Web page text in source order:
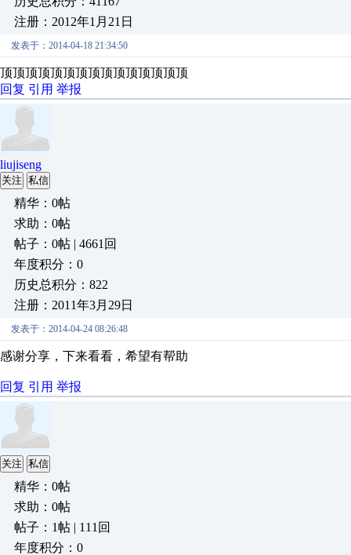
注册：2012年1月21日
发表于：2014-04-18 21:34:50
顶顶顶顶顶顶顶顶顶顶顶顶顶顶顶
回复 引用 举报
liujiseng
关注 私信
精华：0帖
求助：0帖
帖子：0帖 | 4661回
年度积分：0
历史总积分：822
注册：2011年3月29日
发表于：2014-04-24 08:26:48
感谢分享，下来看看，希望有帮助
回复 引用 举报
关注 私信
精华：0帖
求助：0帖
帖子：1帖 | 111回
年度积分：0